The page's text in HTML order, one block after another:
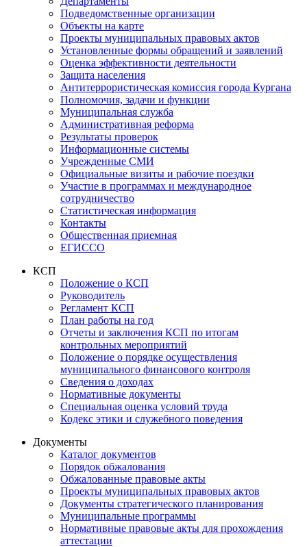
Подведомственные организации
Объекты на карте
Проекты муниципальных правовых актов
Установленные формы обращений и заявлений
Оценка эффективности деятельности
Защита населения
Антитеррористическая комиссия города Кургана
Полномочия, задачи и функции
Муниципальная служба
Административная реформа
Результаты проверок
Информационные системы
Учрежденные СМИ
Официальные визиты и рабочие поездки
Участие в программах и международное
сотрудничество
Статистическая информация
Контакты
Общественная приемная
ЕГИССО
КСП
Положение о КСП
Руководитель
Регламент КСП
План работы на год
Отчеты и заключения КСП по итогам
контрольных мероприятий
Положение о порядке осуществления
муниципального финансового контроля
Сведения о доходах
Нормативные документы
Специальная оценка условий труда
Кодекс этики и служебного поведения
Документы
Каталог документов
Порядок обжалования
Обжалованные правовые акты
Проекты муниципальных правовых актов
Документы стратегического планирования
Муниципальные программы
Нормативные правовые акты для прохождения
аттестации